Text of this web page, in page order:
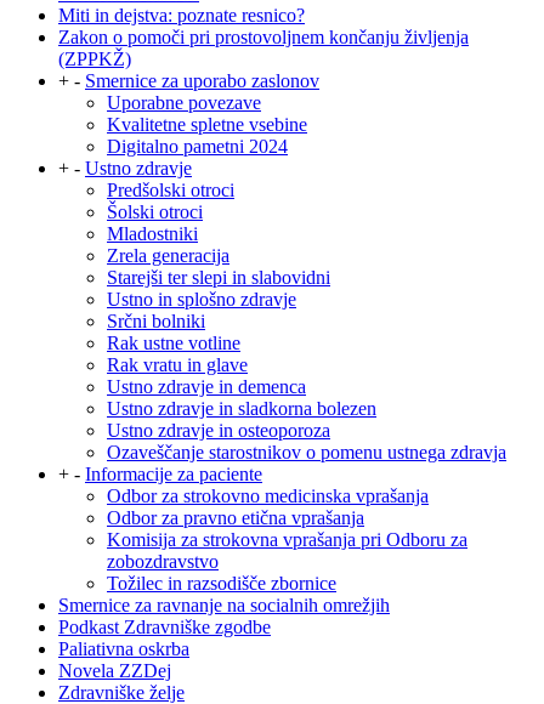
Miti in dejstva: poznate resnico?
Zakon o pomoči pri prostovoljnem končanju življenja
(ZPPKŽ)
+ - Smernice za uporabo zaslonov
Uporabne povezave
Kvalitetne spletne vsebine
Digitalno pametni 2024
+ - Ustno zdravje
Predšolski otroci
Šolski otroci
Mladostniki
Zrela generacija
Starejši ter slepi in slabovidni
Ustno in splošno zdravje
Srčni bolniki
Rak ustne votline
Rak vratu in glave
Ustno zdravje in demenca
Ustno zdravje in sladkorna bolezen
Ustno zdravje in osteoporoza
Ozaveščanje starostnikov o pomenu ustnega zdravja
+ - Informacije za paciente
Odbor za strokovno medicinska vprašanja
Odbor za pravno etična vprašanja
Komisija za strokovna vprašanja pri Odboru za
zobozdravstvo
Tožilec in razsodišče zbornice
Smernice za ravnanje na socialnih omrežjih
Podkast Zdravniške zgodbe
Paliativna oskrba
Novela ZZDej
Zdravniške želje